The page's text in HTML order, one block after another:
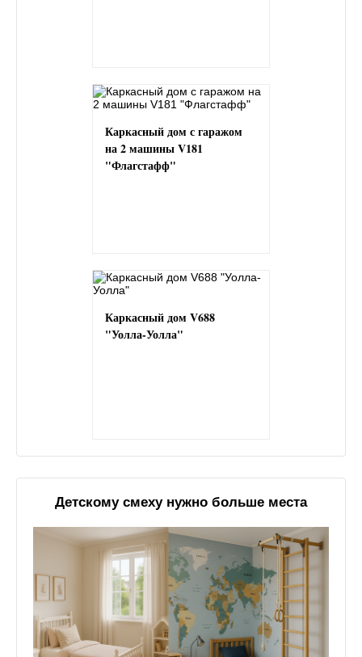
Каркасный дом с гаражом
на 2 машины V181
"Флагстафф"
Каркасный дом V688
"Уолла-Уолла"
Детскому смеху нужно больше места